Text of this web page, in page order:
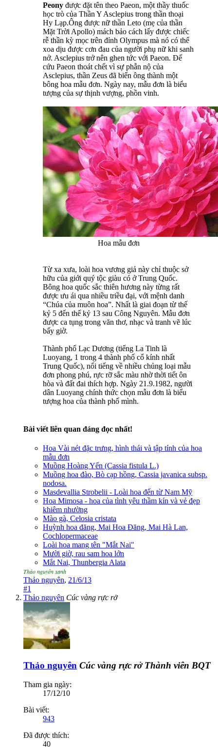
Peony được đặt tên theo Paeon, một thầy thuốc
học trò của Thần Y Asclepius trong thần thoại
Hy Lạp.Ông được nữ thần Leto (mẹ của thần
Mặt Trời Apollo) mách bảo cách lấy được chiếc
rễ thần kỳ mọc trên đỉnh Olympus mà nó có thể
xoa dịu được cơn đau của người phụ nữ khi sanh
nở. Asclepius trở nên ghen tức với Paeon. Để
cứu Paeon thoát chết vì sự phẫn nộ của
Asclepius, thần Zeus đã biến ông thành một
bông hoa mẫu đơn. Ngày nay, mẫu đơn là biểu
tượng của sự thịnh vượng, phồn vinh.
Hoa mẫu đơn
Từ xa xưa, loài hoa vương giả này chỉ thuộc sở
hữu của giới quý tộc giàu có ở Trung Quốc.
Bông hoa quốc sắc thiên hương này từng rất
được ưu ái qua nhiều triều đại, với mệnh danh
“Chúa của muôn hoa”. Nhất là giai đoạn từ thế
kỷ 5 đến thế kỷ 13 sau Công Nguyên. Mẫu đơn
được ca tụng trong văn thơ, nhạc và tranh vẽ lúc
bấy giờ.
Thành phố Lạc Dương (tiếng La Tinh là
Luoyang, 1 trong 4 thành phố cổ kính nhất
Trung Quốc), nổi tiếng về nhiều chủng loại mẫu
đơn phong phú, rực rỡ sắc màu nhờ thời tiết ôn
hòa và đất đai thích hợp. Ngày 21.9.1982, người
dân Luoyang chính thức chọn mẫu đơn là biểu
tượng hoa của thành phố mình.
Bài viết liên quan đáng đọc nhất!
Hoa Vài nét đặc trưng, hình thái và tập tính của hoa
mẫu đơn
Muồng Hoàng Yến (Cassia fistula L.)
Muồng hoa đào, Bò cạp hồng, Cassia javanica subsp.
nodosa.
Masdevallia Strobelii - Loài hoa đến từ Nam Mỹ
Hoa Mimosa - hoa của tình yêu thầm kín và vẻ đẹp
khiêm nhường
Mào gà, Celosia cristata
Huỳnh hoa đăng, Mai Hoa Đăng, Mai Hà Lan,
Cochlopermaceae
Loài hoa mang tên "Mắt Nai"
Mười giờ, rau sam hoa lớn
Mắt Nai, Thunbergia Alata
Thảo nguyên xanh
Thảo nguyên, 21/6/13
#1
Thảo nguyên Cúc vàng rực rở
Thảo nguyên Cúc vàng rực rở Thành viên BQT
Tham gia ngày:
17/12/10
Bài viết:
943
Đã được thích:
40